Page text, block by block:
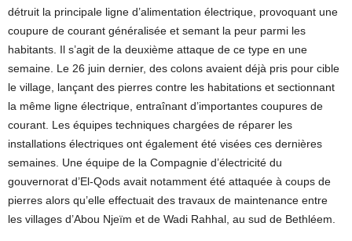
détruit la principale ligne d’alimentation électrique, provoquant une
coupure de courant généralisée et semant la peur parmi les
habitants. Il s’agit de la deuxième attaque de ce type en une
semaine. Le 26 juin dernier, des colons avaient déjà pris pour cible
le village, lançant des pierres contre les habitations et sectionnant
la même ligne électrique, entraînant d’importantes coupures de
courant. Les équipes techniques chargées de réparer les
installations électriques ont également été visées ces dernières
semaines. Une équipe de la Compagnie d’électricité du
gouvernorat d’El-Qods avait notamment été attaquée à coups de
pierres alors qu’elle effectuait des travaux de maintenance entre
les villages d’Abou Njeïm et de Wadi Rahhal, au sud de Bethléem.